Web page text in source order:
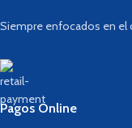
Siempre enfocados en el
Pagos Online